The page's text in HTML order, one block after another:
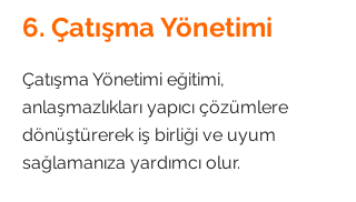
6. Çatışma Yönetimi
Çatışma Yönetimi eğitimi,
anlaşmazlıkları yapıcı çözümlere
dönüştürerek iş birliği ve uyum
sağlamanıza yardımcı olur.